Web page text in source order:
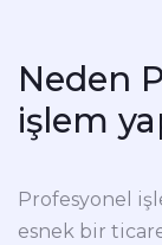
Neden
işlem
Profesyonel
esnek bir